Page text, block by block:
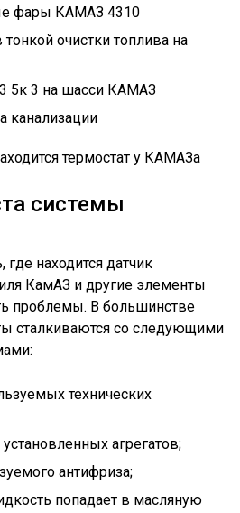
фары КАМАЗ 4310
очистки топлива на
5к 3 на шасси КАМАЗ
термостат у КАМАЗа
системы
где находится датчик
КамАЗ и другие элементы
проблемы. В большинстве
сталкиваются со следующими
технических
агрегатов;
антифриза;
попадает в масляную